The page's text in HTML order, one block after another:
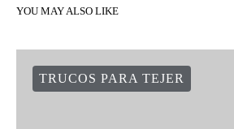
YOU MAY ALSO LIKE
TRUCOS PARA TEJER